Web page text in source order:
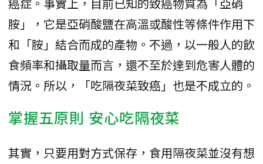
胺」，它是亞硝酸鹽在高溫或酸性等條件作用下
和「胺」結合而成的產物。不過，以一般人的飲
食頻率和攝取量而言，還不至於達到危害人體的
情況。所以，「吃隔夜菜致癌」也是不成立的。
掌握五原則 安心吃隔夜菜
其實，只要用對方式保存，食用隔夜菜並沒有想